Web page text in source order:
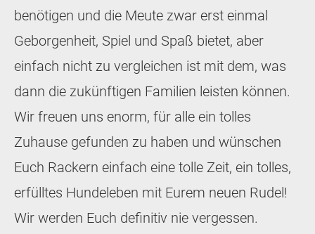
benötigen und die Meute zwar erst einmal
Geborgenheit, Spiel und Spaß bietet, aber
einfach nicht zu vergleichen ist mit dem, was
dann die zukünftigen Familien leisten können.
Wir freuen uns enorm, für alle ein tolles
Zuhause gefunden zu haben und wünschen
Euch Rackern einfach eine tolle Zeit, ein tolles,
erfülltes Hundeleben mit Eurem neuen Rudel!
Wir werden Euch definitiv nie vergessen.